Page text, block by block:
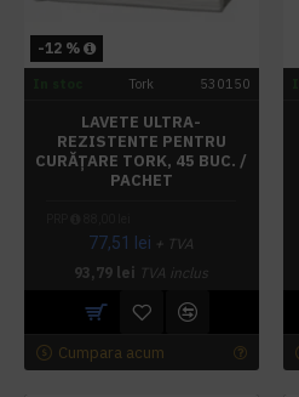
-12 %
Tork 530150
LAVETE ULTRA-
REZISTENTE PENTRU
CURĂȚARE TORK, 45 BUC. /
PACHET
77,51 lei + TVA
93,79 lei TVA inclus
Cumpara acum